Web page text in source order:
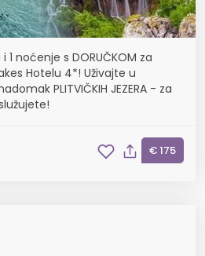
i 1 noćenje s DORUČKOM za
Hotelu 4*! Uživajte u
PLITVIČKIH JEZERA - za
€ 175